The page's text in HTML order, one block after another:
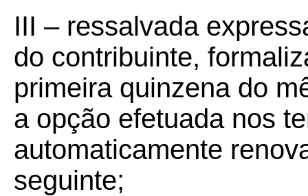
III – ressalvada
do contribuinte,
primeira quinzena do
a opção efetuada nos
automaticamente
seguinte;